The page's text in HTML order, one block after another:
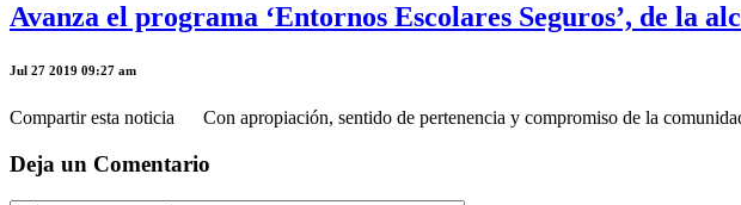
Avanza el programa ‘Entornos Escolares Seguros’, de la
Jul 27 2019 09:27 am
Compartir esta noticia Con apropiación, sentido de pertenencia y compromiso de la
Deja un Comentario